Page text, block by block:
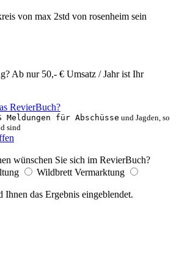
von max 2std von rosenheim sein
Ab nur 50,- € Umsatz / Jahr ist Ihr
RevierBuch?
Meldungen für Abschüsse und Jagden, so
sind
wünschen Sie sich im RevierBuch?
Wildbrett Vermarktung
das Ergebnis eingeblendet.